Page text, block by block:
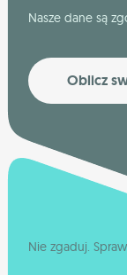
Nasze dane są
Oblicz
Nie zgaduj.